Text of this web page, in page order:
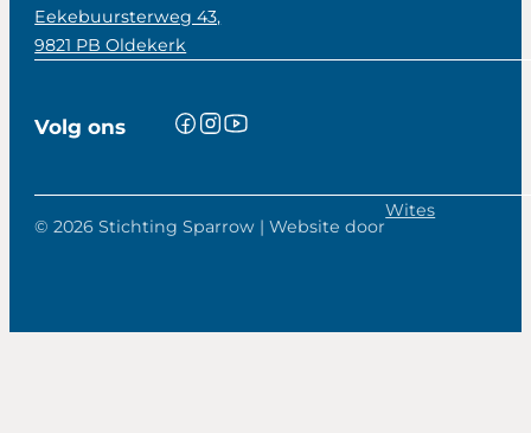
Eekebuursterweg 43,
9821 PB Oldekerk
Volg ons
© 2026 Stichting Sparrow | Website door
Wites